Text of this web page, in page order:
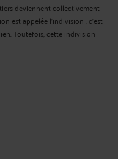
deviennent collectivement
est appelée l’indivision : c’est
Toutefois, cette indivision